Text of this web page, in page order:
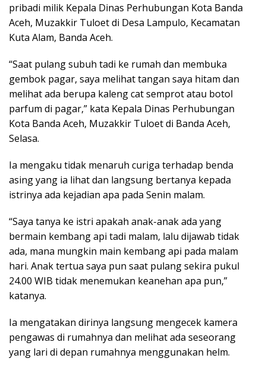
pribadi milik Kepala Dinas Perhubungan Kota Banda
Aceh, Muzakkir Tuloet di Desa Lampulo, Kecamatan
Kuta Alam, Banda Aceh.
“Saat pulang subuh tadi ke rumah dan membuka
gembok pagar, saya melihat tangan saya hitam dan
melihat ada berupa kaleng cat semprot atau botol
parfum di pagar,” kata Kepala Dinas Perhubungan
Kota Banda Aceh, Muzakkir Tuloet di Banda Aceh,
Selasa.
Ia mengaku tidak menaruh curiga terhadap benda
asing yang ia lihat dan langsung bertanya kepada
istrinya ada kejadian apa pada Senin malam.
“Saya tanya ke istri apakah anak-anak ada yang
bermain kembang api tadi malam, lalu dijawab tidak
ada, mana mungkin main kembang api pada malam
hari. Anak tertua saya pun saat pulang sekira pukul
24.00 WIB tidak menemukan keanehan apa pun,”
katanya.
Ia mengatakan dirinya langsung mengecek kamera
pengawas di rumahnya dan melihat ada seseorang
yang lari di depan rumahnya menggunakan helm.